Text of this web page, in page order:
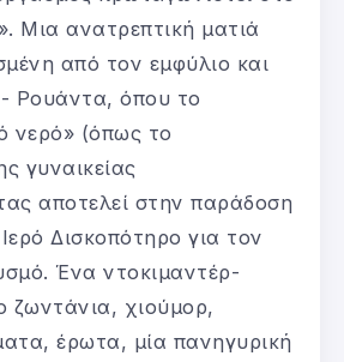
Μια ανατρεπτική ματιά
από τον εμφύλιο και
Ρουάντα, όπου το
νερό» (όπως το
γυναικείας
αποτελεί στην παράδοση
Δισκοπότηρο για τον
Ένα ντοκιμαντέρ-
ζωντάνια, χιούμορ,
έρωτα, μία πανηγυρική